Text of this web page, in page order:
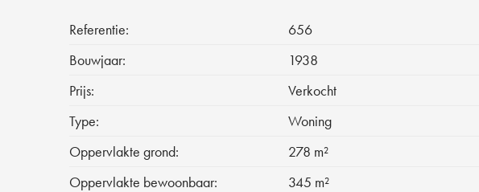
Referentie:
656
Bouwjaar:
1938
Prijs:
Verkocht
Type:
Woning
Oppervlakte grond:
278 m²
Oppervlakte bewoonbaar:
345 m²